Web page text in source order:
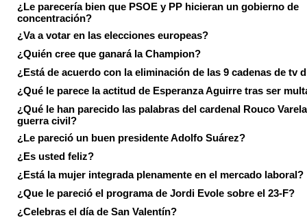
¿Le parecería bien que PSOE y PP hicieran un gobierno de
concentración?
¿Va a votar en las elecciones europeas?
¿Quién cree que ganará la Champion?
¿Está de acuerdo con la eliminación de las 9 cadenas de tv
¿Qué le parece la actitud de Esperanza Aguirre tras ser
¿Qué le han parecido las palabras del cardenal Rouco
guerra civil?
¿Le pareció un buen presidente Adolfo Suárez?
¿Es usted feliz?
¿Está la mujer integrada plenamente en el mercado laboral?
¿Que le pareció el programa de Jordi Evole sobre el 23-F?
¿Celebras el día de San Valentín?